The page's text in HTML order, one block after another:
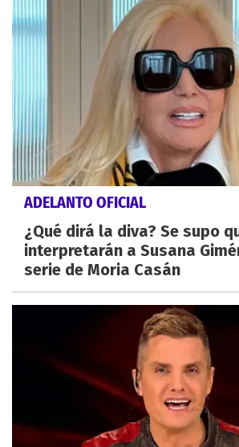
ADELANTO OFICIAL
¿Qué dirá la diva? Se supo
interpretarán a Susana
serie de Moria Casán